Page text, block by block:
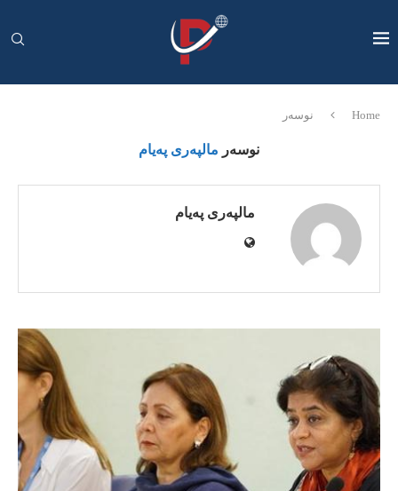
Home نوسەر
نوسەر مالپەری پەیام
مالپەری پەیام